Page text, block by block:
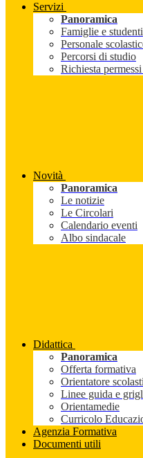
Servizi
Panoramica
Famiglie e studenti
Personale
Percorsi di studio
Richiesta
Novità
Panoramica
Le notizie
Le Circolari
Calendario eventi
Albo sindacale
Didattica
Panoramica
Offerta formativa
Orientatore
Linee guida e
Orientamedie
Curricolo
Agenzia Formativa
Documenti utili